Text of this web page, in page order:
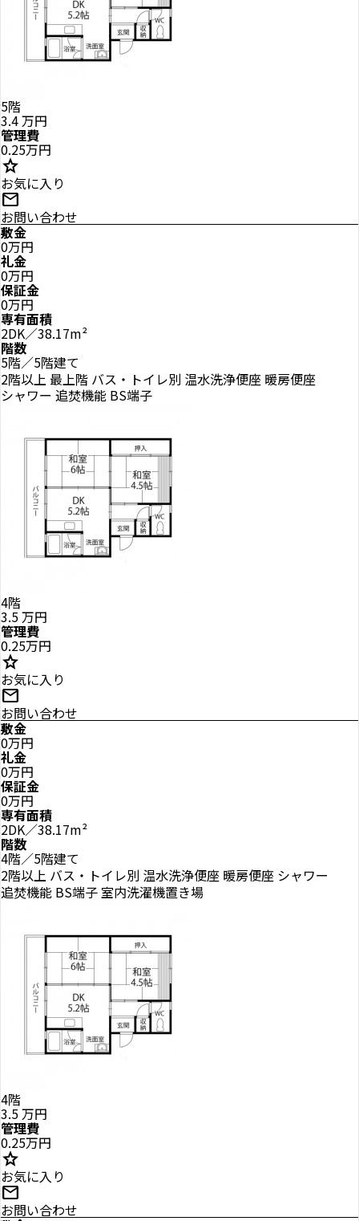
5階
3.4万円
管理費
0.25万円
star
お気に入り
mail
お問い合わせ
敷金
0万円
礼金
0万円
保証金
0万円
専有面積
2DK／38.17m²
階数
5階／5階建て
2階以上 最上階 バス・トイレ別 温水洗浄便座 暖房便座
シャワー 追焚機能 BS端子
4階
3.5万円
管理費
0.25万円
star
お気に入り
mail
お問い合わせ
敷金
0万円
礼金
0万円
保証金
0万円
専有面積
2DK／38.17m²
階数
4階／5階建て
2階以上 バス・トイレ別 温水洗浄便座 暖房便座 シャワー
追焚機能 BS端子 室内洗濯機置き場
4階
3.5万円
管理費
0.25万円
star
お気に入り
mail
お問い合わせ